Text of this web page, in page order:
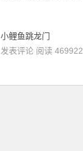
小鲤鱼跳龙门
发表评论 阅读 469922